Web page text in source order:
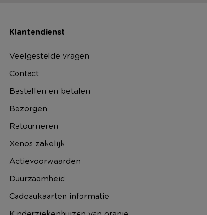
Klantendienst
Veelgestelde vragen
Contact
Bestellen en betalen
Bezorgen
Retourneren
Xenos zakelijk
Actievoorwaarden
Duurzaamheid
Cadeaukaarten informatie